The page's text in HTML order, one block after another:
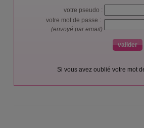
votre pseudo :
votre mot de passe :
(envoyé par email)
Si vous avez oublié votre mot